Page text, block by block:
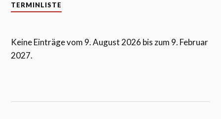
TERMINLISTE
Keine Einträge vom 9. August 2026 bis zum 9. Februar
2027.